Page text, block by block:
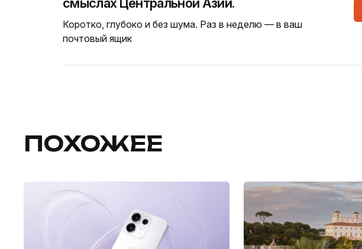
смыслах Центральной Азии.
Коротко, глубоко и без шума. Раз в неделю — в ваш
почтовый ящик
ПОХОЖЕЕ